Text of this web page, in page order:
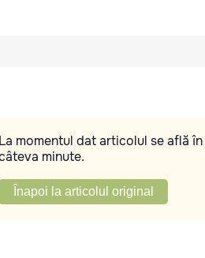
La momentul dat articolul se află
minute.
Înapoi la articolul original